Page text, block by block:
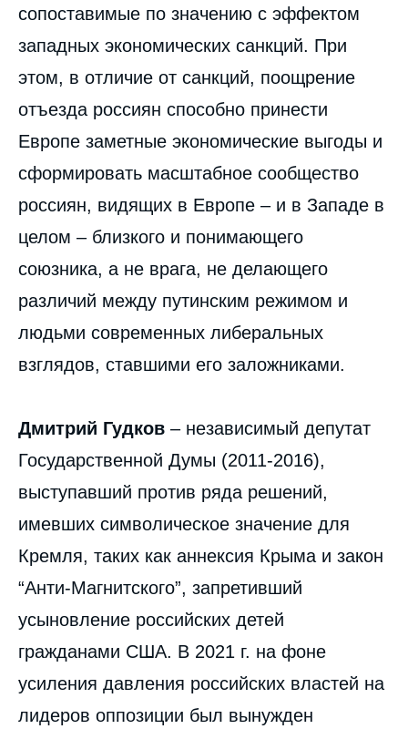
сопоставимые по значению с эффектом
западных экономических санкций. При
этом, в отличие от санкций, поощрение
отъезда россиян способно принести
Европе заметные экономические выгоды и
сформировать масштабное сообщество
россиян, видящих в Европе – и в Западе в
целом – близкого и понимающего
союзника, а не врага, не делающего
различий между путинским режимом и
людьми современных либеральных
взглядов, ставшими его заложниками.
Дмитрий Гудков – независимый депутат
Государственной Думы (2011-2016),
выступавший против ряда решений,
имевших символическое значение для
Кремля, таких как аннексия Крыма и закон
“Анти-Магнитского”, запретивший
усыновление российских детей
гражданами США. В 2021 г. на фоне
усиления давления российских властей на
лидеров оппозиции был вынужден
de
couverture
de
la
publication
Dmitry GUDKOV, Владислав ИНОЗЕМЦЕВ,
Dmitry NEKRASOV, « Новая российская
Копировать